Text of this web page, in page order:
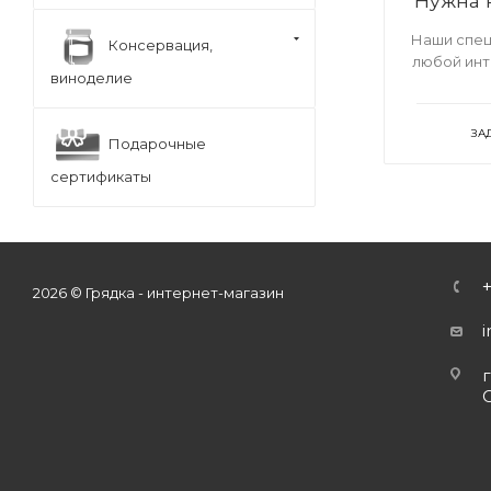
Наши
любой
Консервация,
виноделие
Подарочные
сертификаты
2026 © Грядка - интернет-магазин